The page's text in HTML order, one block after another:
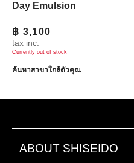
Day Emulsion
฿ 3,100
tax inc.
Currently out of stock
ค้นหาสาขาใกล้ตัวคุณ
ABOUT SHISEIDO